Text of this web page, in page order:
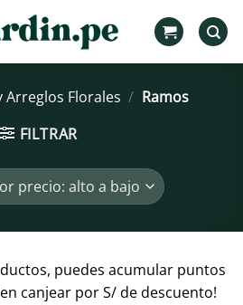
Arreglos Florales / Ramos
FILTRAR
puedes acumular puntos
canjear por S/ de descuento!